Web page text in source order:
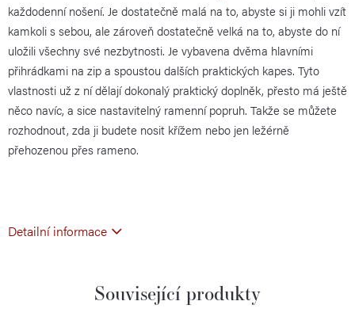
každodenní nošení. Je dostatečně malá na to, abyste si ji mohli vzít
kamkoli s sebou, ale zároveň dostatečně velká na to, abyste do ní
uložili všechny své nezbytnosti. Je vybavena dvěma hlavními
přihrádkami na zip a spoustou dalších praktických kapes. Tyto
vlastnosti už z ní dělají dokonalý praktický doplněk, přesto má ještě
něco navíc, a sice nastavitelný ramenní popruh. Takže se můžete
rozhodnout, zda ji budete nosit křížem nebo jen ležérně
přehozenou přes rameno.
Detailní informace
Související produkty